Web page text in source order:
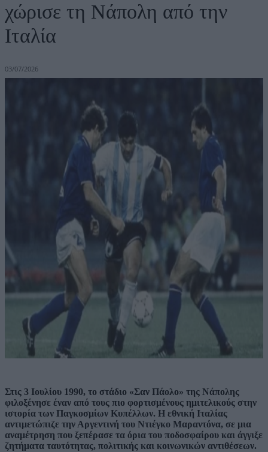
χώρισε τη Νάπολη από την
Ιταλία
03/07/2026
Στις 3 Ιουλίου 1990, το στάδιο «Σαν Πάολο» της Νάπολης
φιλοξένησε έναν από τους πιο φορτισμένους ημιτελικούς στην
ιστορία των Παγκοσμίων Κυπέλλων. Η εθνική Ιταλίας
αντιμετώπιζε την Αργεντινή του Ντιέγκο Μαραντόνα, σε μια
αναμέτρηση που ξεπέρασε τα όρια του ποδοσφαίρου και άγγιξε
ζητήματα ταυτότητας, πολιτικής και κοινωνικών αντιθέσεων.